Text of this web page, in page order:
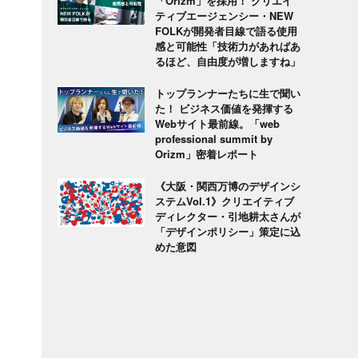
ティブエージェンシー・NEW
FOLKが開発者目線で語る使用
感と可能性「技術力があればあ
るほど、自由度が増しますね」
トップランナーたちに生で聞い
た！ ビジネス価値を発揮する
Webサイト最前線。「web
professional summit by
Orizm」密着レポート
《大阪・関西万博のデザインシ
ステムVol.1》クリエイティブ
ディレクター・引地耕太さんが
「デザインポリシー」策定に込
めた意図